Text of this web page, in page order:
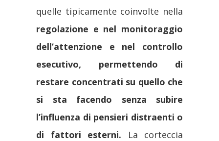
quelle tipicamente coinvolte nella
regolazione e nel monitoraggio
dell’attenzione e nel controllo
esecutivo, permettendo di
restare concentrati su quello che
si sta facendo senza subire
l’influenza di pensieri distraenti o
di fattori esterni. La corteccia